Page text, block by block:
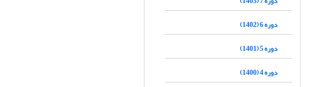
دوره 6 (1402)
دوره 5 (1401)
دوره 4 (1400)